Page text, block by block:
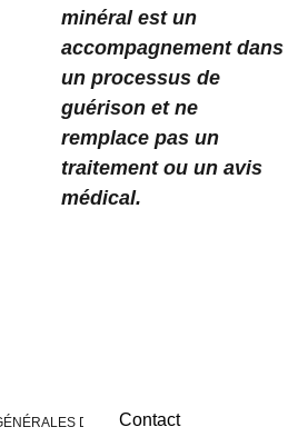
minéral est un
accompagnement dans
un processus de
guérison et ne
remplace pas un
traitement ou un avis
médical.
Contact
DE VENTES